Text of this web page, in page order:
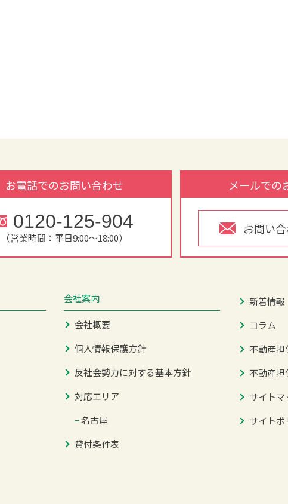
お電話でのお問い合わせ
0120-125-904
（営業時間：平日9:00～18:00）
メールでの
お問い
会社案内
会社概要
個人情報保護方針
反社会勢力に対する基本方針
対応エリア
−名古屋
貸付条件表
新着情報
コラム
不動産
不動産担
サイトマ
サイトポ